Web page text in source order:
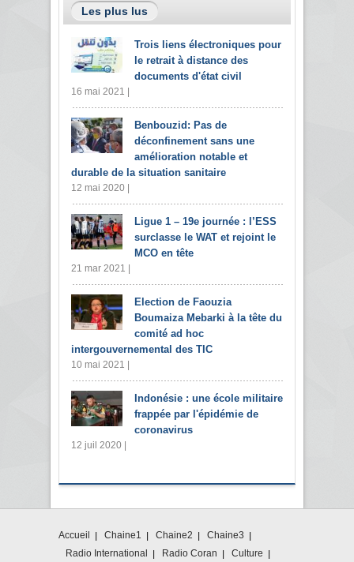
Les plus lus
Trois liens électroniques pour
le retrait à distance des
documents d'état civil
16 mai 2021 |
Benbouzid: Pas de
déconfinement sans une
amélioration notable et
durable de la situation sanitaire
12 mai 2020 |
Ligue 1 – 19e journée : l’ESS
surclasse le WAT et rejoint le
MCO en tête
21 mar 2021 |
Election de Faouzia
Boumaiza Mebarki à la tête du
comité ad hoc
intergouvernemental des TIC
10 mai 2021 |
Indonésie : une école militaire
frappée par l'épidémie de
coronavirus
12 juil 2020 |
Accueil Chaine1 Chaine2
Chaine3
Radio International
Radio Coran Culture